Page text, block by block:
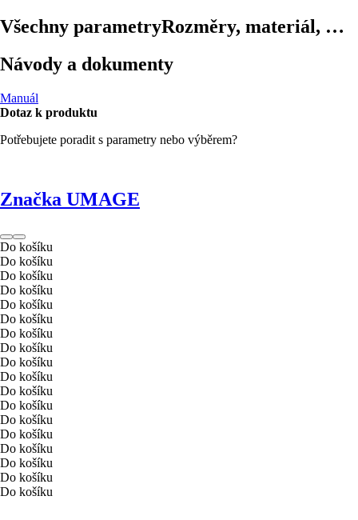
Všechny parametryRozměry, materiál, …
Návody a dokumenty
Manuál
Dotaz k produktu
Potřebujete poradit s parametry nebo výběrem?
Značka UMAGE
Do košíku
Do košíku
Do košíku
Do košíku
Do košíku
Do košíku
Do košíku
Do košíku
Do košíku
Do košíku
Do košíku
Do košíku
Do košíku
Do košíku
Do košíku
Do košíku
Do košíku
Do košíku